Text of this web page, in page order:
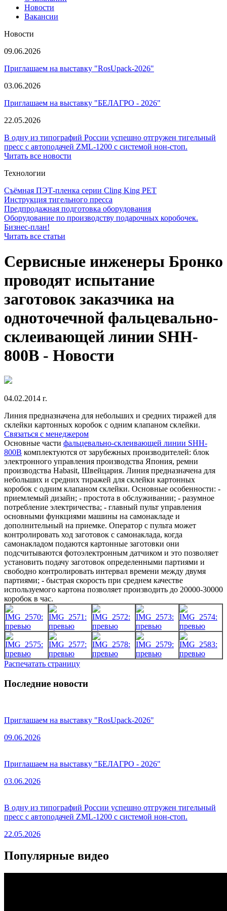
Новости
Вакансии
Новости
09.06.2026
Приглашаем на выставку "RosUpack-2026"
03.06.2026
Приглашаем на выставку "БЕЛАГРО - 2026"
22.05.2026
В одну из типографий России успешно отгружен тигельный
пресс с автоподачей ZML-1200 с системой нон-стоп.
Читать все новости
Технологии
Съёмная ПЭТ-пленка серии Cling King PET
Инструкция тигельного пресса
Предпродажная подготовка оборудования
Оборудование по производству подарочных коробочек.
Бизнес-план!
Читать все статьи
Сервисные инженеры Бронко
проводят испытание
заготовок заказчика на
одноточечной фальцевально-
склеивающей линии SHH-
800B - Новости
04.02.2014 г.
Линия предназначена для небольших и средних тиражей для
склейки картонных коробок с одним клапаном склейки.
Связаться с менеджером
Основные части фальцевально-склеивающей линии SHH-
800B комплектуются от зарубежных производителей: блок
электронного управления производства Япония, ремни
производства Habasit, Швейцария. Линия предназначена для
небольших и средних тиражей для склейки картонных
коробок с одним клапаном склейки. Основные особенности: -
приемлемый дизайн; - простота в обслуживании; - разумное
потребление электричества; - главный пульт управления
основными функциями машины на самонакладе и
дополнительный на приемке. Оператор с пульта может
контролировать ход заготовок с самонаклада, когда
самонакладом подаются картонные заготовки они
подсчитываются фотоэлектронным датчиком и это позволяет
установить подачу заготовок определенными партиями и
свободно контролировать интервал времени между двумя
партиями; - быстрая скорость при среднем качестве
используемого картона позволяет производить до 20000-30000
коробок в час.
Распечатать страницу
Последние новости
Приглашаем на выставку "RosUpack-2026"
09.06.2026
Приглашаем на выставку "БЕЛАГРО - 2026"
03.06.2026
В одну из типографий России успешно отгружен тигельный
пресс с автоподачей ZML-1200 с системой нон-стоп.
22.05.2026
Популярные видео